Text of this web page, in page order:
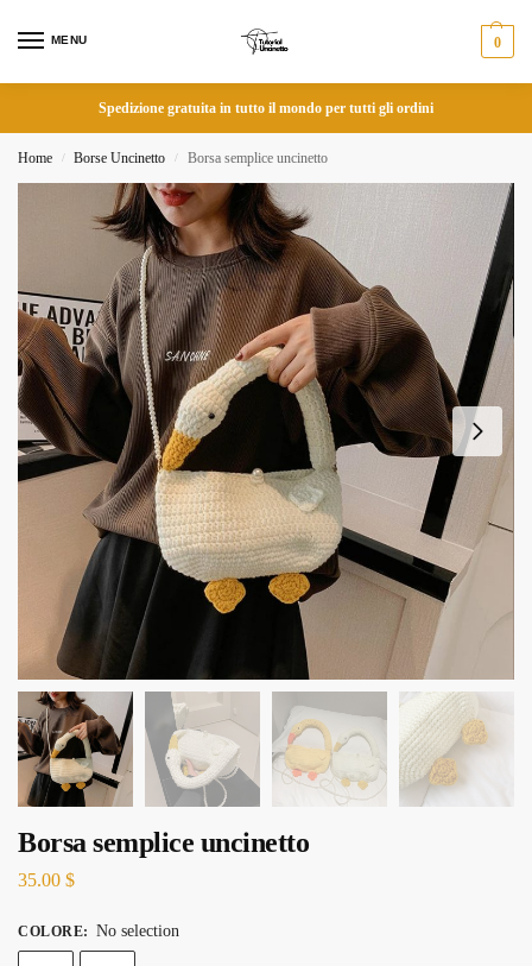
MENU 0
Spedizione gratuita in tutto il mondo per tutti gli ordini
Home / Borse Uncinetto / Borsa semplice uncinetto
Borsa semplice uncinetto
35.00 $
COLORE: No selection